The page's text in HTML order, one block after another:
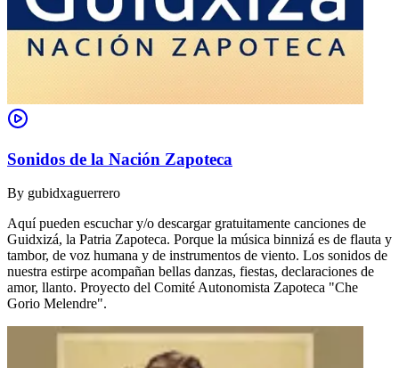
Sonidos de la Nación Zapoteca
By gubidxaguerrero
Aquí pueden escuchar y/o descargar gratuitamente canciones de
Guidxizá, la Patria Zapoteca. Porque la música binnizá es de flauta y
tambor, de voz humana y de instrumentos de viento. Los sonidos de
nuestra estirpe acompañan bellas danzas, fiestas, declaraciones de
amor, llanto. Proyecto del Comité Autonomista Zapoteca "Che
Gorio Melendre".